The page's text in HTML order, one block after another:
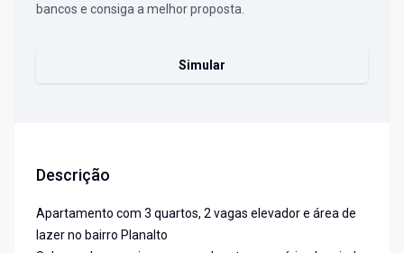
bancos e consiga a melhor proposta.
Simular
Descrição
Apartamento com 3 quartos, 2 vagas elevador e área de
lazer no bairro Planalto